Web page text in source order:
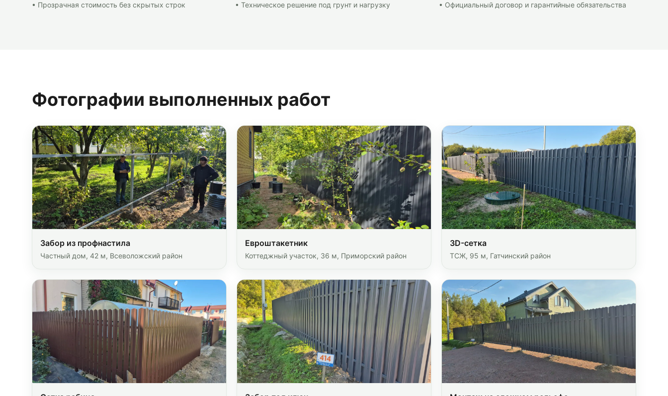
• Прозрачная стоимость без скрытых строк • Техническое решение под грунт и нагрузку • Официальный договор и гарантийные обязательства
Фотографии выполненных работ
Забор из профнастила
Частный дом, 42 м, Всеволожский район
Евроштакетник
Коттеджный участок, 36 м, Приморский район
3D-сетка
ТСЖ, 95 м, Гатчинский район